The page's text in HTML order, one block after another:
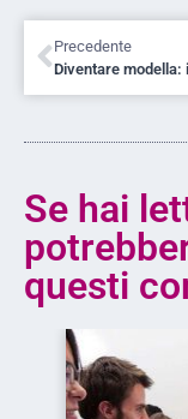
Precedente
Se hai
questi